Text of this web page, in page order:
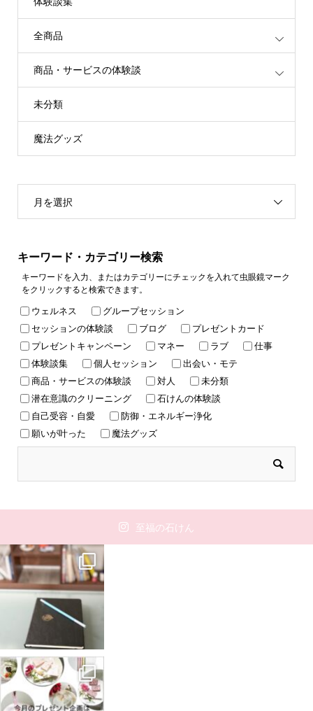
全商品
商品・サービスの体験談
未分類
魔法グッズ
月を選択
キーワード・カテゴリー検索
キーワードを入力、またはカテゴリーにチェックを入れて虫眼鏡マーク
をクリックすると検索できます。
ウェルネス
グループセッション
セッションの体験談
ブログ
プレゼントカード
プレゼントキャンペーン
マネー ラブ
仕事
体験談集
個人セッション
出会い・モテ
商品・サービスの体験談
対人
未分類
潜在意識のクリーニング
石けんの体験談
自己受容・自愛
防御・エネルギー浄化
願いが叶った
魔法グッズ
至福の石けん